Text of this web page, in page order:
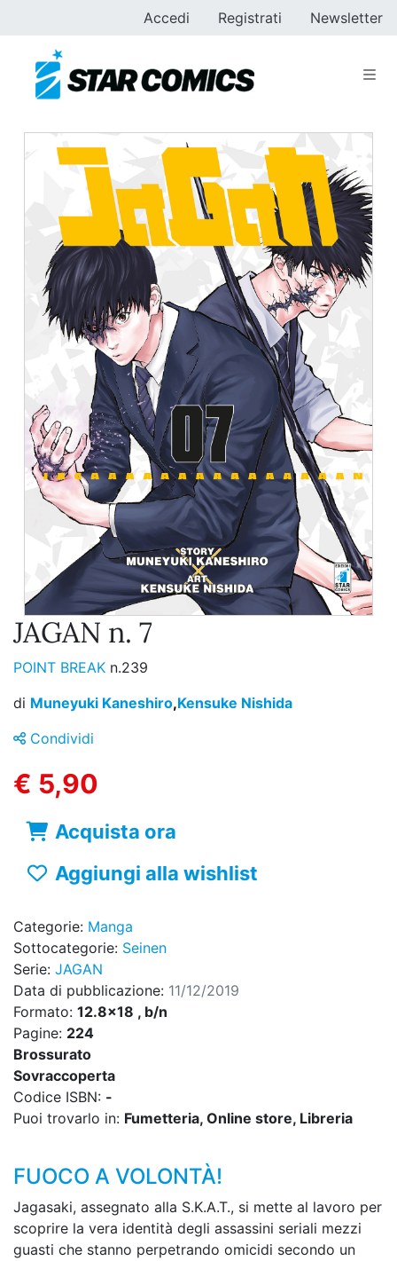
Accedi Registrati Newsletter
JAGAN n. 7
POINT BREAK n.239
di Muneyuki Kaneshiro,Kensuke Nishida
Condividi
€ 5,90
Acquista ora
Aggiungi alla wishlist
Categorie: Manga
Sottocategorie: Seinen
Serie: JAGAN
Data di pubblicazione: 11/12/2019
Formato: 12.8x18 , b/n
Pagine: 224
Brossurato
Sovraccoperta
Codice ISBN: -
Puoi trovarlo in: Fumetteria, Online store, Libreria
FUOCO A VOLONTÀ!
Jagasaki, assegnato alla S.K.A.T., si mette al lavoro per
scoprire la vera identità degli assassini seriali mezzi
guasti che stanno perpetrando omicidi secondo un